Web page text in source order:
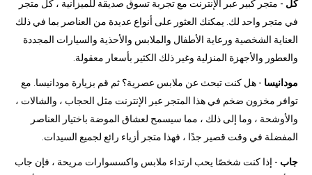
كل - متجر كبير عبر الإنترنت مع تجربة تسوق صديقة للميزانية ، كل متجر
في متجر واحد لك. يمكنك العثور على أنواع عديدة من العناصر بما في ذلك
العناية الشخصية ورعاية الأطفال والملابس والأحذية والسيارات المجددة
والعطور والأجهزة المنزلية وغير ذلك الكثير بأسعار معقولة.
مودانيسا - هل كنت تبحث عن ملابس عصرية؟ ثم قم بزيارة مودانيسا. مع
توافر مخزون ضخم في هذا المتجر عبر الإنترنت مثل الحجاب ، والشالات ،
والأوشحة ، وما إلى ذلك ، مما سيسمح لعشاق الموضة باختيار العناصر
المفضلة في وقت قصير جدًا ، فهذا متجر أزياء رائع لجميع السيدات.
جاب - إذا كنت شخصًا يحب ارتداء ملابس واكسسوارات مريحة ، فإن جاب